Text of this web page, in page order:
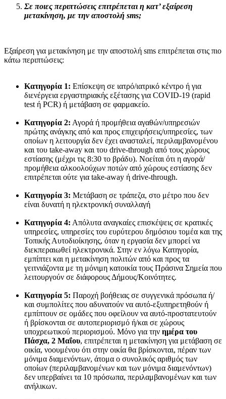
Σε ποιες περιπτώσεις επιτρέπεται η κατ’ εξαίρεση
μετακίνηση, με την αποστολή sms;
Εξαίρεση για μετακίνηση με την αποστολή sms επιτρέπεται στις πιο
κάτω περιπτώσεις:
Κατηγορία 1: Επίσκεψη σε ιατρό/ιατρικό κέντρο ή για
διενέργεια εργαστηριακής εξέτασης για COVID-19 (rapid
test ή PCR) ή μετάβαση σε φαρμακείο.
Κατηγορία 2: Αγορά ή προμήθεια αγαθών/υπηρεσιών
πρώτης ανάγκης από και προς επιχειρήσεις/υπηρεσίες, των
οποίων η λειτουργία δεν έχει ανασταλεί, περιλαμβανομένου
και του take-away και του drive-through από τους χώρους
εστίασης (μέχρι τις 8:30 το βράδυ). Νοείται ότι η αγορά/
προμήθεια αλκοολούχων ποτών από χώρους εστίασης δεν
επιτρέπεται ούτε για take-away ή drive-through.
Κατηγορία 3: Μετάβαση σε τράπεζα, στο μέτρο που δεν
είναι δυνατή η ηλεκτρονική συναλλαγή
Κατηγορία 4: Απόλυτα αναγκαίες επισκέψεις σε κρατικές
υπηρεσίες, υπηρεσίες του ευρύτερου δημόσιου τομέα και της
Τοπικής Αυτοδιοίκησης, όταν η εργασία δεν μπορεί να
διεκπεραιωθεί ηλεκτρονικά. Στην εν λόγω Κατηγορία,
εμπίπτει και η μετακίνηση πολιτών από και προς τα
γειτνιάζοντα με τη μόνιμη κατοικία τους Πράσινα Σημεία που
λειτουργούν σε διάφορους Δήμους/Κοινότητες.
Κατηγορία 5: Παροχή βοήθειας σε συγγενικά πρόσωπα ή/
και συμπολίτες που αδυνατούν να αυτό-εξυπηρετηθούν ή
εμπίπτουν σε ομάδες που οφείλουν να αυτό-προστατευτούν
ή βρίσκονται σε αυτοπεριορισμό ή/και σε χώρους
υποχρεωτικού περιορισμού. Μόνο για την ημέρα του
Πάσχα, 2 Μαΐου, επιτρέπεται η μετακίνηση για μετάβαση σε
οικία, νοουμένου ότι στην οικία θα βρίσκονται, πέραν των
μόνιμα διαμενόντων, άτομα ο συνολικός αριθμός των
οποίων (περιλαμβανομένων και των μόνιμα διαμενόντων)
δεν υπερβαίνει τα 10 πρόσωπα, περιλαμβανομένων και των
ανήλικων.